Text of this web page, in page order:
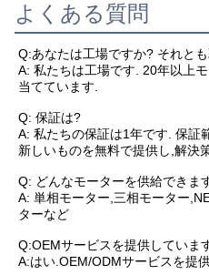
よくある質問
Q:あなたは工場ですか? それと
A: 私たちは工場です. 20年以上
当てています.
Q: 保証は?
A: 私たちの保証は1年です. 保証
新しいものを無料で提供し,解決
Q: どんなモーターを供給できま
A: 単相モーター,三相モーター
ターなど
Q:OEMサービスを提供していま
A:はい.OEM/ODMサービスを提